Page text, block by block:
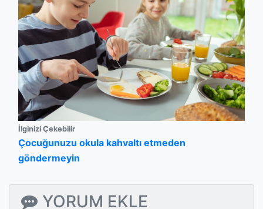
İlginizi Çekebilir
Çocuğunuzu okula kahvaltı etmeden
göndermeyin
YORUM EKLE